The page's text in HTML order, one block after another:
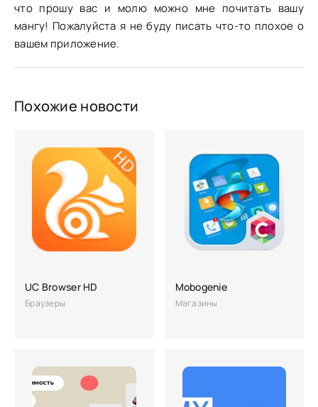
что прошу вас и молю можно мне почитать вашу
мангу! Пожалуйста я не буду писать что-то плохое о
вашем приложение.
Похожие новости
UC Browser HD
Браузеры
Mobogenie
Магазины